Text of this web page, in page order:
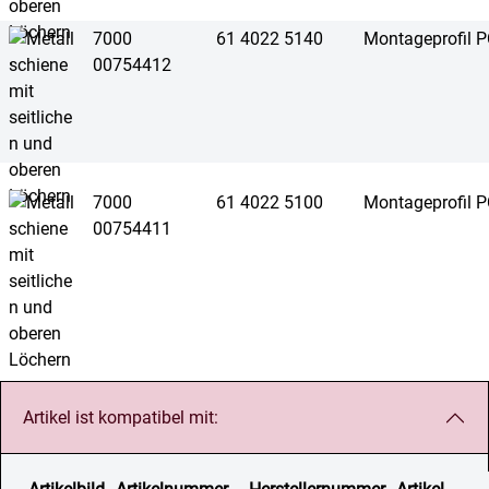
7000
00754412
61 4022 5140 Montageprofil
7000
00754411
61 4022 5100 Montageprofil
Artikel ist kompatibel mit: